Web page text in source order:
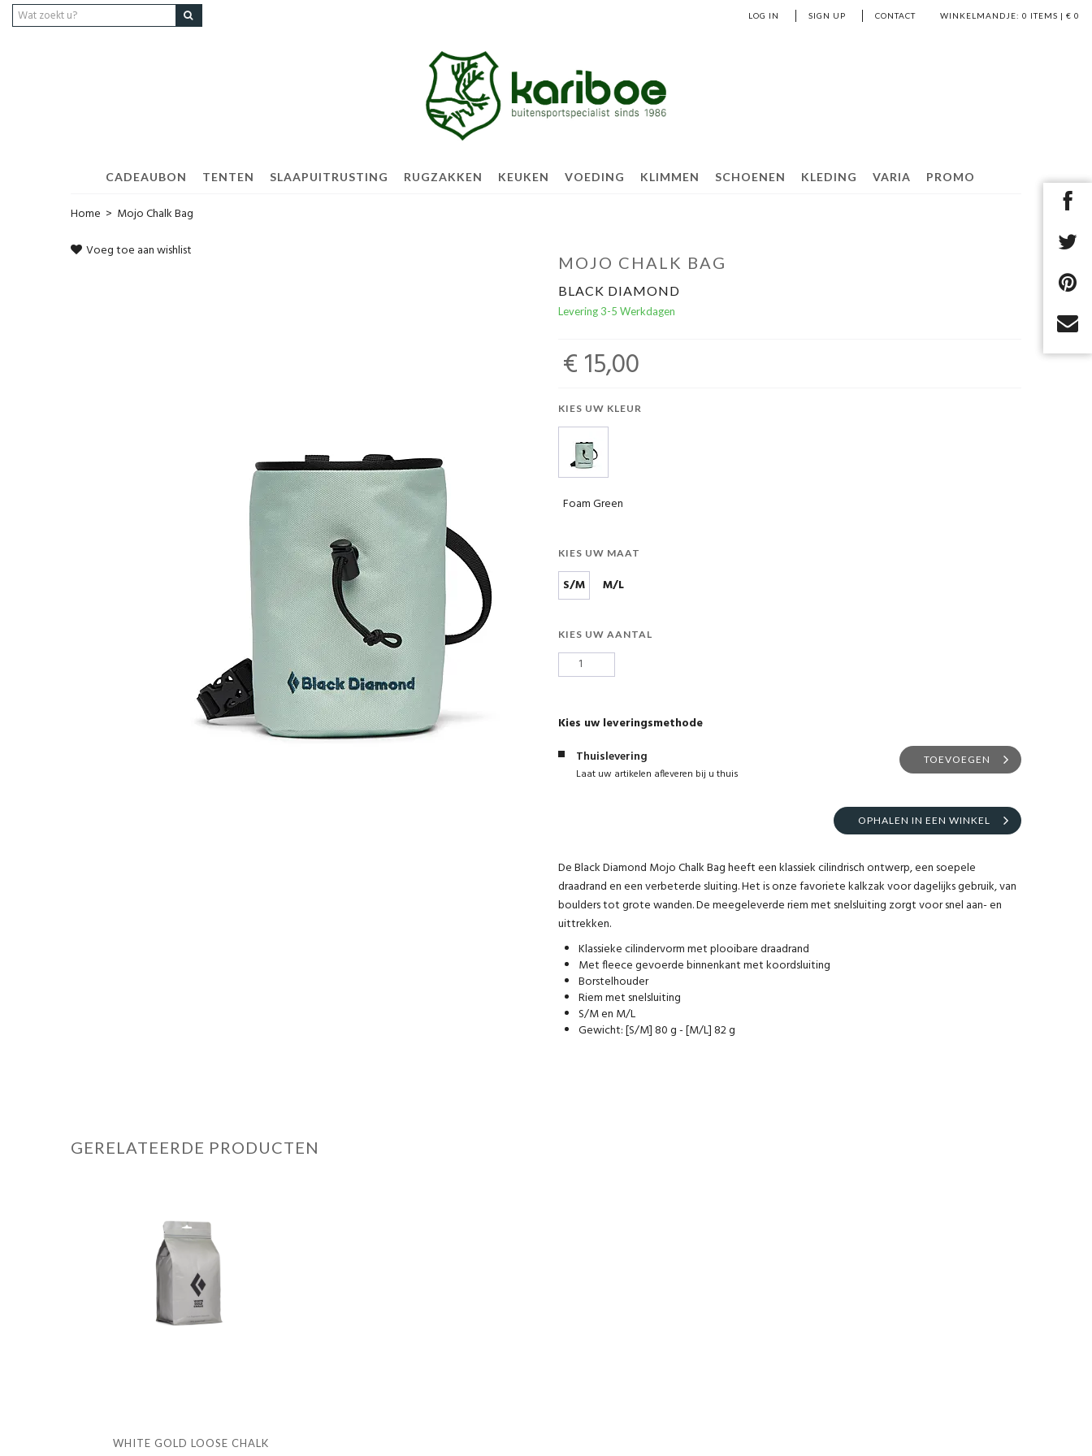
WINKELMANDJE: 0 ITEMS | € 0
LOG IN SIGN UP CONTACT
CADEAUBON TENTEN SLAAPUITRUSTING RUGZAKKEN KEUKEN VOEDING KLIMMEN SCHOENEN KLEDING VARIA PROMO
Home > Mojo Chalk Bag
Voeg toe aan wishlist
MOJO CHALK BAG
BLACK DIAMOND
Levering 3-5 Werkdagen
€ 15,00
KIES UW KLEUR
Foam Green
KIES UW MAAT
S/M M/L
KIES UW AANTAL
Kies uw leveringsmethode
Thuislevering
Laat uw artikelen afleveren bij u thuis
TOEVOEGEN
OPHALEN IN EEN WINKEL
De Black Diamond Mojo Chalk Bag heeft een klassiek cilindrisch ontwerp, een soepele
draadrand en een verbeterde sluiting. Het is onze favoriete kalkzak voor dagelijks gebruik, van
boulders tot grote wanden. De meegeleverde riem met snelsluiting zorgt voor snel aan- en
uittrekken.
Klassieke cilindervorm met plooibare draadrand
Met fleece gevoerde binnenkant met koordsluiting
Borstelhouder
Riem met snelsluiting
S/M en M/L
Gewicht: [S/M] 80 g - [M/L] 82 g
GERELATEERDE PRODUCTEN
WHITE GOLD LOOSE CHALK